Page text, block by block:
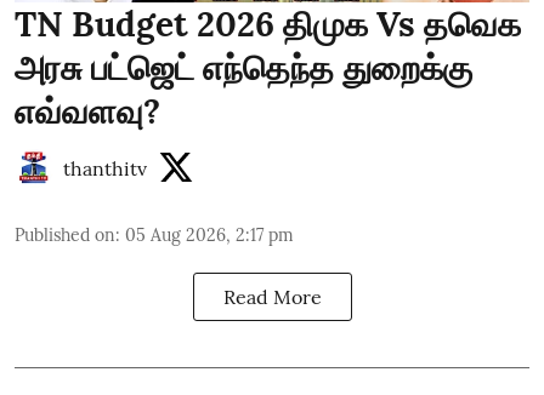
TN Budget 2026 திமுக Vs தவெக
அரசு பட்ஜெட் எந்தெந்த துறைக்கு
எவ்வளவு?
thanthitv
Published on: 05 Aug 2026, 2:17 pm
Read More